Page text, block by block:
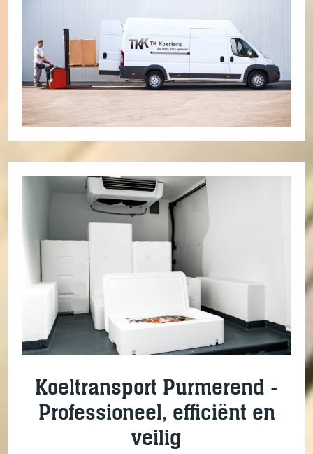
Koeltransport Purmerend -
Professioneel, efficiënt en
veilig